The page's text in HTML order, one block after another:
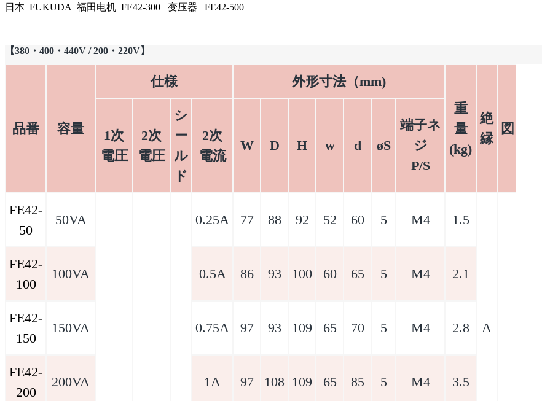
日本 FUKUDA 福田电机 FE42-300 变压器 FE42-500
【380・400・440V / 200・220V】
品番 容量
仕様
外形寸法（mm)
重
量
(kg)
絶
縁
図
1次
電圧
2次
電圧
シ
ー
ル
ド
2次
電流
W D H w d øS
端子ネ
ジ
P/S
FE42-
50
50VA 0.25A 77 88 92 52 60 5 M4 1.5
A
FE42-
100
100VA 0.5A 86 93 100 60 65 5 M4 2.1
FE42-
150
150VA 0.75A 97 93 109 65 70 5 M4 2.8
FE42-
200
200VA 1A 97 108 109 65 85 5 M4 3.5